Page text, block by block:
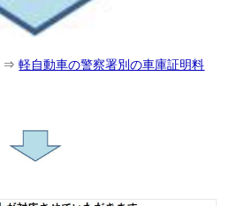
⇒軽自動車の警察署別の車庫証明料